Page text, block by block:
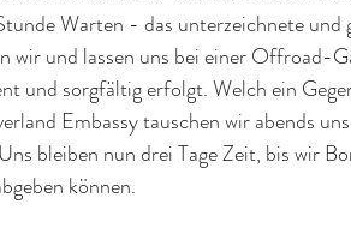
Warten - das unterzeichnete
wir und lassen uns bei einer Offroad-
und sorgfältig erfolgt. Welch ein
Embassy tauschen wir abends
bleiben nun drei Tage Zeit, bis wir
können.